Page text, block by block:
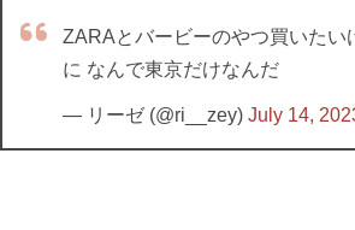
ZARAとバービーのやつ買いたい
に なんで東京だけなんだ
— リーゼ (@ri__zey) July 14,